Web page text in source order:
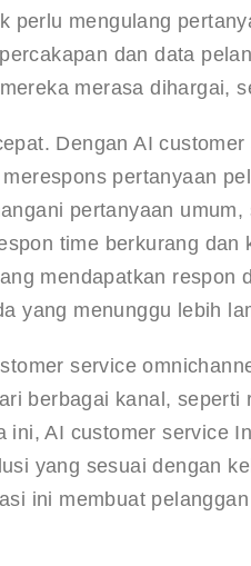
perlu mengulang
dan data
merasa dihargai,
Dengan AI
pertanyaan
pertanyaan
time berkurang dan
mendapatkan
yang menunggu lebih
service
berbagai kanal,
ini, AI customer service
yang sesuai dengan
ini membuat